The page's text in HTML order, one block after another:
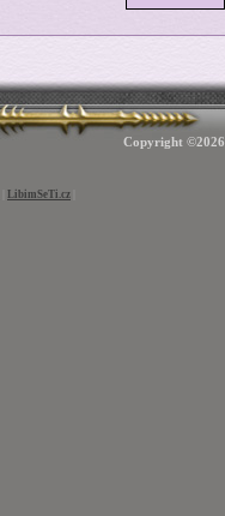
Copyright ©2026
LibimSeTi.cz